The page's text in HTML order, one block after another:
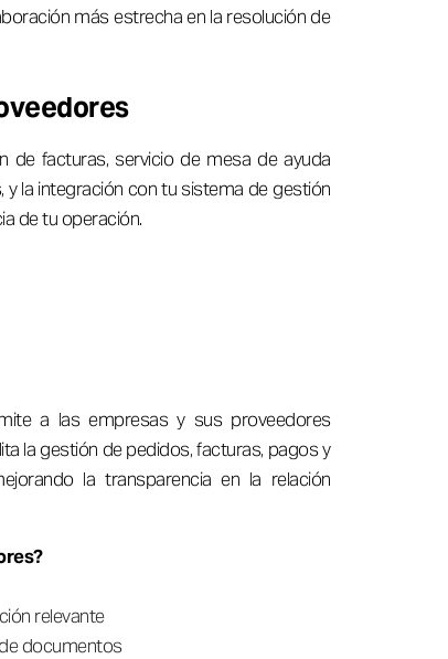
más estrecha en la resolución de
de facturas, servicio de mesa de ayuda
la integración con tu sistema de gestión
de tu operación.
a las empresas y sus proveedores
la gestión de pedidos, facturas, pagos y
la transparencia en la relación
relevante
documentos